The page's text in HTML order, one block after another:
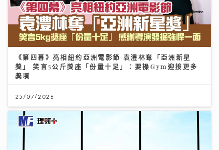
《第四幕》亮相紐約亞洲電影節 袁澧林奪「亞洲新星
獎」 笑言5公斤獎座「份量十足」：要操Gym迎接更多
獎項
25/07/2026